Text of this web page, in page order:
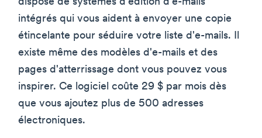
intégrés qui vous aident à envoyer une copie
étincelante pour séduire votre liste d'e-mails. Il
existe même des modèles d'e-mails et des
pages d'atterrissage dont vous pouvez vous
inspirer. Ce logiciel coûte 29 $ par mois dès
que vous ajoutez plus de 500 adresses
électroniques.